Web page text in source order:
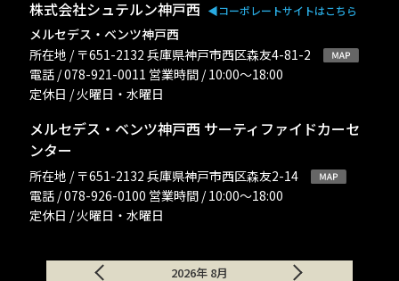
株式会社シュテルン神戸西 ◀︎コーポレートサイトはこちら
メルセデス・ベンツ神戸西
所在地 / 〒651-2132 兵庫県神戸市西区森友4-81-2
電話 / 078-921-0011 営業時間 / 10:00〜18:00
定休日 / 火曜日・水曜日
メルセデス・ベンツ神戸西 サーティファイドカーセ
ンター
所在地 / 〒651-2132 兵庫県神戸市西区森友2-14
電話 / 078-926-0100 営業時間 / 10:00〜18:00
定休日 / 火曜日・水曜日
2026年 8月